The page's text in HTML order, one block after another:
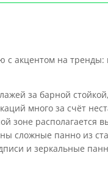
с акцентом на
за барной
много за счёт
зоне располагается
сложные панно из
и зеркальные